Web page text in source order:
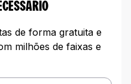
de forma gratuita e
milhões de faixas e